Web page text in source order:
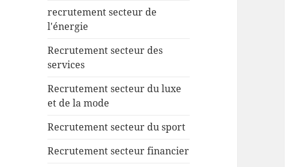
recrutement secteur de
l'énergie
Recrutement secteur des
services
Recrutement secteur du luxe
et de la mode
Recrutement secteur du sport
Recrutement secteur financier